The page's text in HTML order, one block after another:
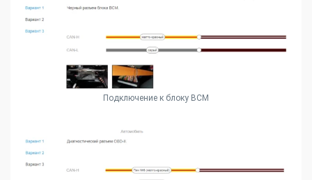
Подключение к блоку BCM